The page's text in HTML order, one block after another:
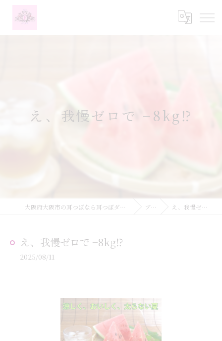
え、我慢ゼロで −8kg⁉️
大阪府大阪市の耳つぼなら耳つぼダイエットサロンふーみん ブログ え、我慢ゼロで −8kg⁉️
え、我慢ゼロで −8kg⁉️
2025/08/11